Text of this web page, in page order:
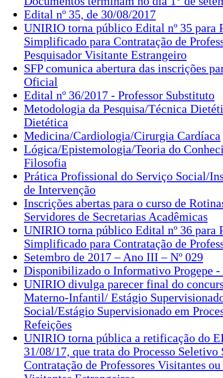
Edital nº 35, de 30/08/2017
UNIRIO torna público Edital nº 35 para
Simplificado para Contratação de
Pesquisador Visitante Estrangeiro
SFP comunica abertura das inscrições
Oficial
Edital nº 36/2017 - Professor Substituto
Metodologia da Pesquisa/Técnica
Dietética
Medicina/Cardiologia/Cirurgia Cardíaca
Lógica/Epistemologia/Teoria do
Filosofia
Prática Profissional do Serviço Social/
de Intervenção
Inscrições abertas para o curso de
Servidores de Secretarias Acadêmicas
UNIRIO torna público Edital nº 36 para
Simplificado para Contratação de
Setembro de 2017 – Ano III – Nº 029
Disponibilizado o Informativo Progepe -
UNIRIO divulga parecer final do
Materno-Infantil/ Estágio
Social/Estágio Supervisionado em
Refeições
UNIRIO torna pública a retificação do
31/08/17, que trata do Processo
Contratação de Professores Visitantes ou